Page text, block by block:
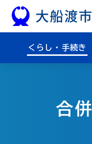
本文へスキップ
くらし・手続き
合